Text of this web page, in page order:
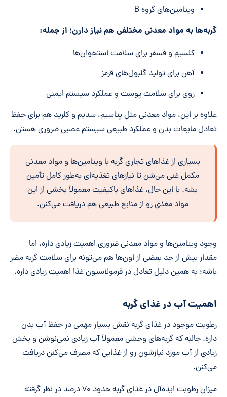
ویتامین‌های گروه B
گربه‌ها به مواد معدنی مختلفی هم نیاز دارن؛ از جمله:
کلسیم و فسفر برای سلامت استخوان‌ها
آهن برای تولید گلبول‌های قرمز
روی برای سلامت پوست و عملکرد سیستم ایمنی
علاوه بر این، مواد معدنی مثل پتاسیم، سدیم و کلرید هم برای حفظ
تعادل مایعات بدن و عملکرد طبیعی سیستم عصبی ضروری هستن.
بسیاری از غذاهای تجاری گربه با ویتامین‌ها و مواد معدنی
مکمل غنی می‌شن تا نیازهای تغذیه‌ای به‌طور کامل تأمین
بشه. با این حال، غذاهای باکیفیت معمولاً بخشی از این
مواد مغذی رو از منابع طبیعی هم دریافت می‌کنن.
وجود ویتامین‌ها و مواد معدنی ضروری اهمیت زیادی داره، اما
مقدار بیش از حد بعضی از اون‌ها هم می‌تونه برای سلامت گربه مضر
باشه؛ به همین دلیل تعادل در فرمولاسیون غذا اهمیت زیادی داره.
اهمیت آب در غذای گربه
رطوبت موجود در غذای گربه نقش بسیار مهمی در حفظ آب بدن
داره. جالبه که گربه‌های وحشی معمولاً آب زیادی نمی‌نوشن و بخش
زیادی از آب مورد نیازشون رو از غذایی که مصرف می‌کنن دریافت
می‌کنن.
میزان رطوبت ایده‌آل در غذای گربه حدود ۷۰ درصد در نظر گرفته